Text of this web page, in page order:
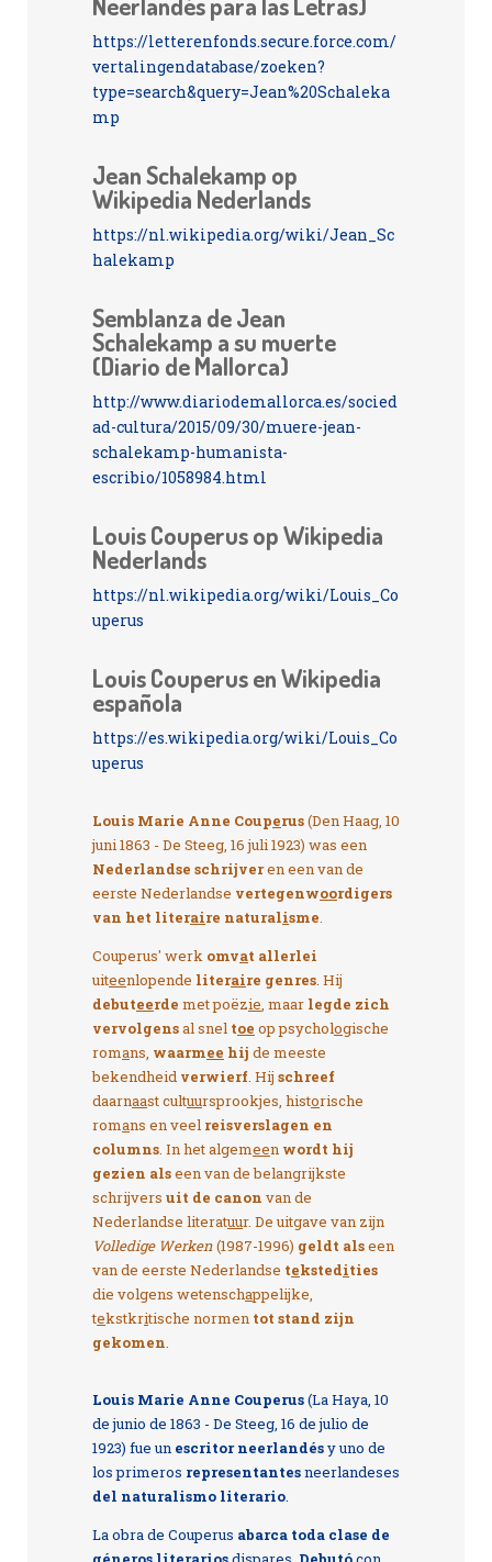
https://letterenfonds.secure.force.com/
vertalingendatabase/zoeken?
type=search&query=Jean%20Schaleka
mp
Jean Schalekamp op
Wikipedia Nederlands
https://nl.wikipedia.org/wiki/Jean_Sc
halekamp
Semblanza de Jean
Schalekamp a su muerte
(Diario de Mallorca)
http://www.diariodemallorca.es/socied
ad-cultura/2015/09/30/muere-jean-
schalekamp-humanista-
escribio/1058984.html
Louis Couperus op Wikipedia
Nederlands
https://nl.wikipedia.org/wiki/Louis_Co
uperus
Louis Couperus en Wikipedia
española
https://es.wikipedia.org/wiki/Louis_Co
uperus
Louis Marie Anne Couperus(Den Haag, 10
juni 1863 - De Steeg, 16 juli 1923) was een
Nederlandse schrijveren een van de
eerste Nederlandse vertegenwoordigers
van het literaire naturalisme.
Couperus' werk omvat allerlei
uiteenlopende literaire genres. Hij
debuteerde met poëzie, maar legde zich
vervolgensal snel toe op psychologische
romans, waarmee hij de meeste
bekendheid verwierf. Hij schreef
daarnaast cultuursprookjes, historische
romans en veel reisverslagen en
columns. In het algemeen wordt hij
gezien alseen van de belangrijkste
schrijvers uit de canon van de
Nederlandse literatuur. De uitgave van zijn
Volledige Werken(1987-1996) geldt alseen
van de eerste Nederlandse tekstedities
die volgens wetenschappelijke,
tekstkritische normen tot stand zijn
gekomen.
Louis Marie Anne Couperus(La Haya, 10
de junio de 1863 - De Steeg, 16 de julio de
1923) fue un escritor neerlandésy uno de
los primeros representantesneerlandeses
del naturalismo literario.
La obra de Couperus abarca toda clase de